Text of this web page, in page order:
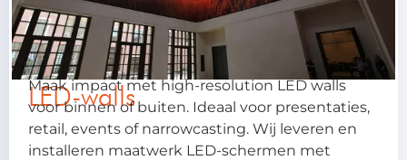
LED-walls
Maak impact met high-resolution LED walls
voor binnen of buiten. Ideaal voor presentaties,
retail, events of narrowcasting. Wij leveren en
installeren maatwerk LED-schermen met